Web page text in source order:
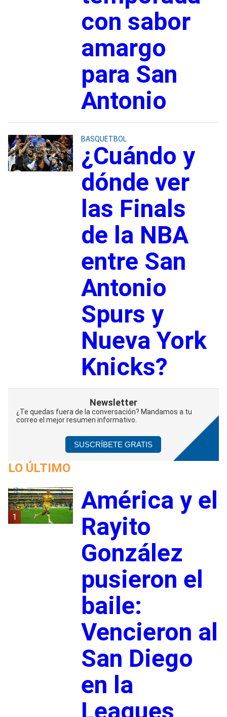
con sabor
amargo
para San
Antonio
BASQUETBOL
¿Cuándo y
dónde ver
las Finals
de la NBA
entre San
Antonio
Spurs y
Nueva York
Knicks?
Newsletter
¿Te quedas fuera de la conversación? Mandamos a tu
correo el mejor resumen informativo.
SUSCRÍBETE GRATIS
LO ÚLTIMO
1
América y el
Rayito
González
pusieron el
baile:
Vencieron al
San Diego
en la
Leagues